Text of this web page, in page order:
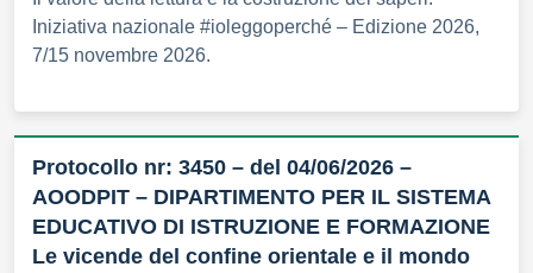
Iniziativa nazionale #ioleggoperché – Edizione 2026,
7/15 novembre 2026.
Protocollo nr: 3450 – del 04/06/2026 –
AOODPIT – DIPARTIMENTO PER IL SISTEMA
EDUCATIVO DI ISTRUZIONE E FORMAZIONE
Le vicende del confine orientale e il mondo